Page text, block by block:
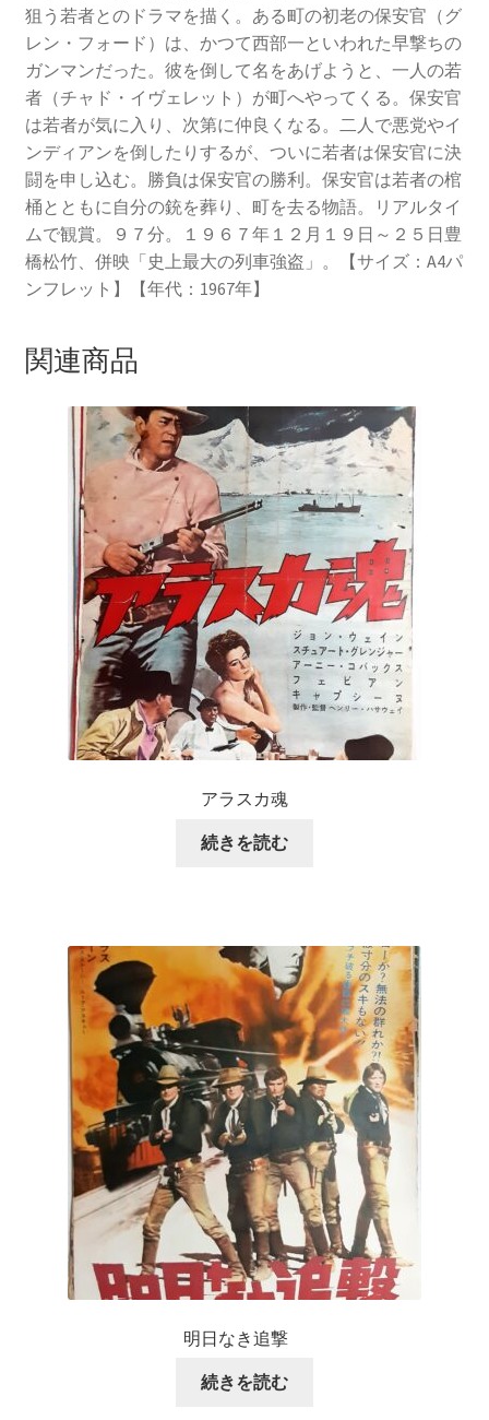
狙う若者とのドラマを描く。ある町の初老の保安官（グ
レン・フォード）は、かつて西部一といわれた早撃ちの
ガンマンだった。彼を倒して名をあげようと、一人の若
者（チャド・イヴェレット）が町へやってくる。保安官
は若者が気に入り、次第に仲良くなる。二人で悪党やイ
ンディアンを倒したりするが、ついに若者は保安官に決
闘を申し込む。勝負は保安官の勝利。保安官は若者の棺
桶とともに自分の銃を葬り、町を去る物語。リアルタイ
ムで観賞。９７分。１９６７年１２月１９日～２５日豊
橋松竹、併映「史上最大の列車強盗」。【サイズ：A4パ
ンフレット】【年代：1967年】
関連商品
アラスカ魂
続きを読む
明日なき追撃
続きを読む